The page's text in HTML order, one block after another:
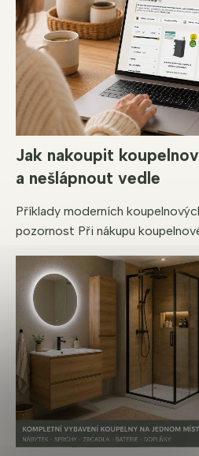
Jak nakoupit
a nešlápnout vedle
Příklady moderních
pozornost Při nákupu